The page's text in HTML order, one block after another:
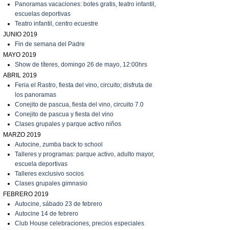
Panoramas vacaciones: botes gratis, teatro infantil,
escuelas deportivas
Teatro infantil, centro ecuestre
JUNIO 2019
Fin de semana del Padre
MAYO 2019
Show de títeres, domingo 26 de mayo, 12:00hrs
ABRIL 2019
Feria el Rastro, fiesta del vino, circuito; disfruta de
los panoramas
Conejito de pascua, fiesta del vino, circuito 7.0
Conejito de pascua y fiesta del vino
C lases grupales y parque activo niños
MARZO 2019
Autocine, zumba back to school
Talleres y programas: parque activo, adulto mayor,
escuela deportivas
Talleres exclusivo socios
C lases grupales gimnasio
FEBRERO 2019
Autocine, sábado 23 de febrero
Autocine 14 de febrero
Club House celebraciones, precios especiales